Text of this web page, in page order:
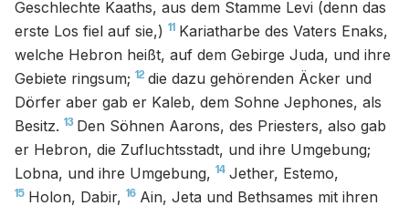
Geschlechte Kaaths, aus dem Stamme Levi (denn das
erste Los fiel auf sie,) 11 Kariatharbe des Vaters Enaks,
welche Hebron heißt, auf dem Gebirge Juda, und ihre
Gebiete ringsum; 12 die dazu gehörenden Äcker und
Dörfer aber gab er Kaleb, dem Sohne Jephones, als
Besitz. 13 Den Söhnen Aarons, des Priesters, also gab
er Hebron, die Zufluchtsstadt, und ihre Umgebung;
Lobna, und ihre Umgebung, 14 Jether, Estemo,
15 Holon, Dabir, 16 Ain, Jeta und Bethsames mit ihren